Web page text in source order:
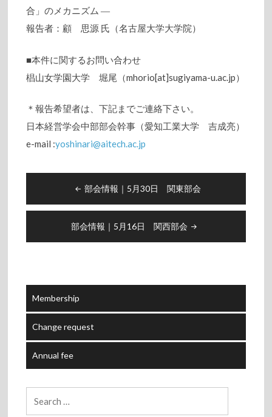
合」のメカニズム ―
報告者：顧 思源 氏（名古屋大学大学院）
■本件に関するお問い合わせ
椙山女学園大学 堀尾（mhorio[at]sugiyama-u.ac.jp）
＊報告希望者は、下記までご連絡下さい。
日本経営学会中部部会幹事（愛知工業大学 吉成亮）
e-mail :yoshinari@aitech.ac.jp
navigation部会情報｜5月30日 関東部会
部会情報｜5月16日 関西部会
Membership
Change request
Annual fee
for: